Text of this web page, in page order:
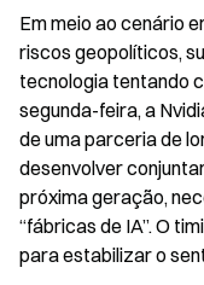
Em meio ao cenário
riscos geopolíticos,
tecnologia tentando
segunda-feira, a
de uma parceria de
desenvolver
próxima geração,
“fábricas de IA”. O
para estabilizar o